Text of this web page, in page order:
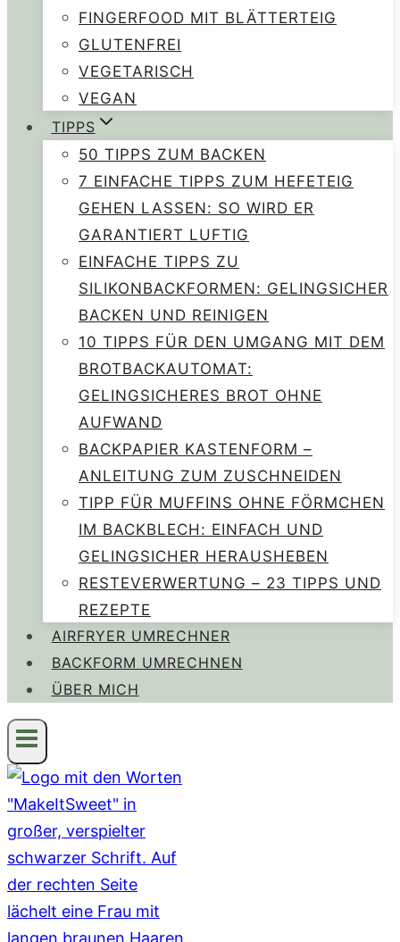
FINGERFOOD MIT BLÄTTERTEIG
GLUTENFREI
VEGETARISCH
VEGAN
TIPPS
50 TIPPS ZUM BACKEN
7 EINFACHE TIPPS ZUM HEFETEIG
GEHEN LASSEN: SO WIRD ER
GARANTIERT LUFTIG
EINFACHE TIPPS ZU
SILIKONBACKFORMEN: GELINGSICHER
BACKEN UND REINIGEN
10 TIPPS FÜR DEN UMGANG MIT DEM
BROTBACKAUTOMAT:
GELINGSICHERES BROT OHNE
AUFWAND
BACKPAPIER KASTENFORM –
ANLEITUNG ZUM ZUSCHNEIDEN
TIPP FÜR MUFFINS OHNE FÖRMCHEN
IM BACKBLECH: EINFACH UND
GELINGSICHER HERAUSHEBEN
RESTEVERWERTUNG – 23 TIPPS UND
REZEPTE
AIRFRYER UMRECHNER
BACKFORM UMRECHNEN
ÜBER MICH